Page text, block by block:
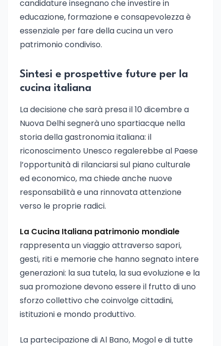
candidature insegnano che investire in
educazione, formazione e consapevolezza è
essenziale per fare della cucina un vero
patrimonio condiviso.
Sintesi e prospettive future per la
cucina italiana
La decisione che sarà presa il 10 dicembre a
Nuova Delhi segnerà uno spartiacque nella
storia della gastronomia italiana: il
riconoscimento Unesco regalerebbe al Paese
l’opportunità di rilanciarsi sul piano culturale
ed economico, ma chiede anche nuove
responsabilità e una rinnovata attenzione
verso le proprie radici.
La Cucina Italiana patrimonio mondiale
rappresenta un viaggio attraverso sapori,
gesti, riti e memorie che hanno segnato intere
generazioni: la sua tutela, la sua evoluzione e la
sua promozione devono essere il frutto di uno
sforzo collettivo che coinvolge cittadini,
istituzioni e mondo produttivo.
La partecipazione di Al Bano, Mogol e di tutte